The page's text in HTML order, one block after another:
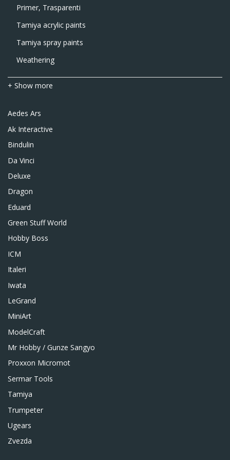
Primer, Trasparenti
Tamiya acrylic paints
Tamiya spray paints
Weathering
+ Show more
Aedes Ars
Ak Interactive
Bindulin
Da Vinci
Deluxe
Dragon
Eduard
Green Stuff World
Hobby Boss
ICM
Italeri
Iwata
LeGrand
MiniArt
ModelCraft
Mr Hobby / Gunze Sangyo
Proxxon Micromot
Sermar Tools
Tamiya
Trumpeter
Ugears
Zvezda